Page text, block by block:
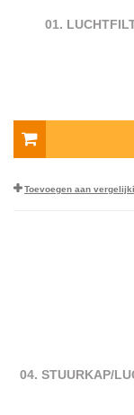
01.
Toevoegen aan
04. STUURKAP/